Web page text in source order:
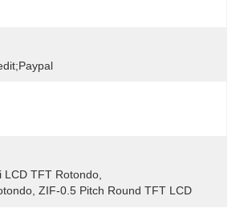
LCD TFT Rotondo
ZIF-0.5 Pitch Round TFT LCD